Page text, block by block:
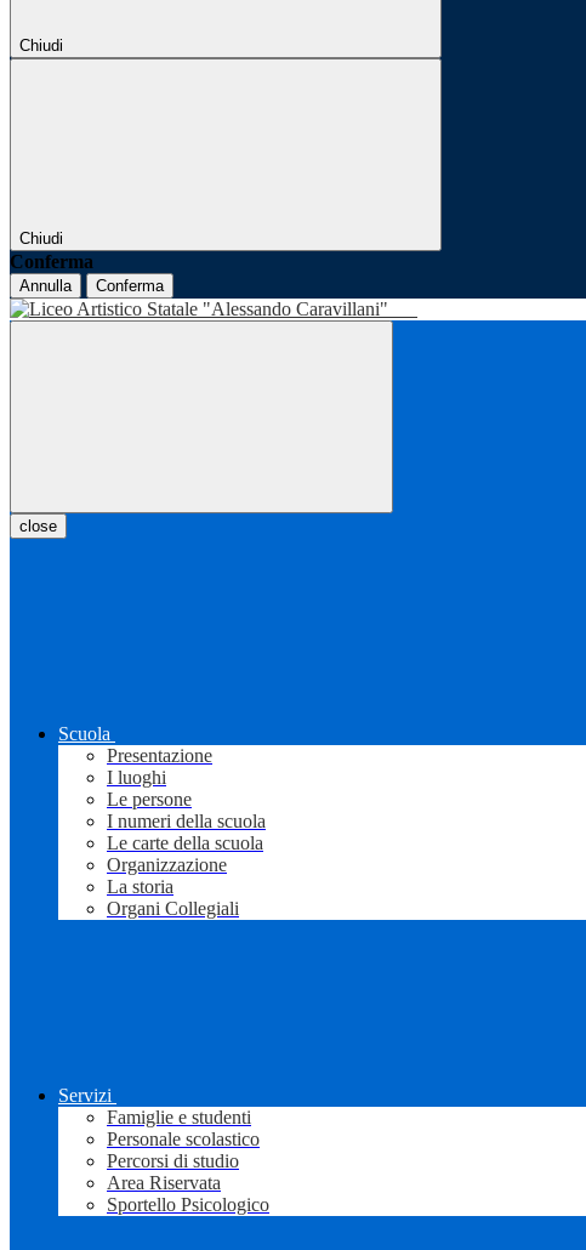
Chiudi
Chiudi
Conferma
Annulla Conferma
close
Scuola
Presentazione
I luoghi
Le persone
I numeri della scuola
Le carte della scuola
Organizzazione
La storia
Organi Collegiali
Servizi
Famiglie e studenti
Personale scolastico
Percorsi di studio
Area Riservata
Sportello Psicologico